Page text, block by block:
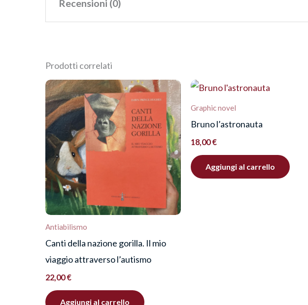
Recensioni (0)
Recensisci per primo “Laguna”
Devieffettuare l’accessoper pubblicare una recensione.
Prodotti correlati
Antiabilismo
Canti della nazione gorilla. Il mio
viaggio attraverso l’autismo
22,00€
Aggiungi al carrello
Graphic novel
Bruno l’astronauta
18,00€
Aggiungi al carrello